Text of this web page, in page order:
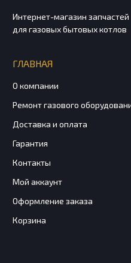
Интернет-магазин запчастей
для газовых бытовых котлов
ГЛАВНАЯ
О компании
Ремонт газового
Доставка и оплата
Гарантия
Контакты
Мой аккаунт
Оформление заказа
Корзина